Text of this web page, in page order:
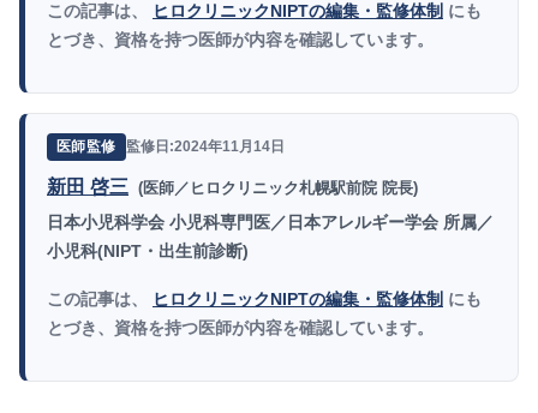
この記事は、 ヒロクリニックNIPTの編集・監修体制 にも
とづき、資格を持つ医師が内容を確認しています。
医師監修 監修日:2024年11月14日
新田 啓三 (医師／ヒロクリニック札幌駅前院 院長)
日本小児科学会 小児科専門医／日本アレルギー学会 所属／
小児科(NIPT・出生前診断)
この記事は、 ヒロクリニックNIPTの編集・監修体制 にも
とづき、資格を持つ医師が内容を確認しています。